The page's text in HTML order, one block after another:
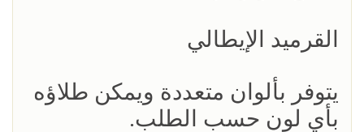
القرميد الإيطالي
يتوفر بألوان متعددة ويمكن طلاؤه
بأي لون حسب الطلب.